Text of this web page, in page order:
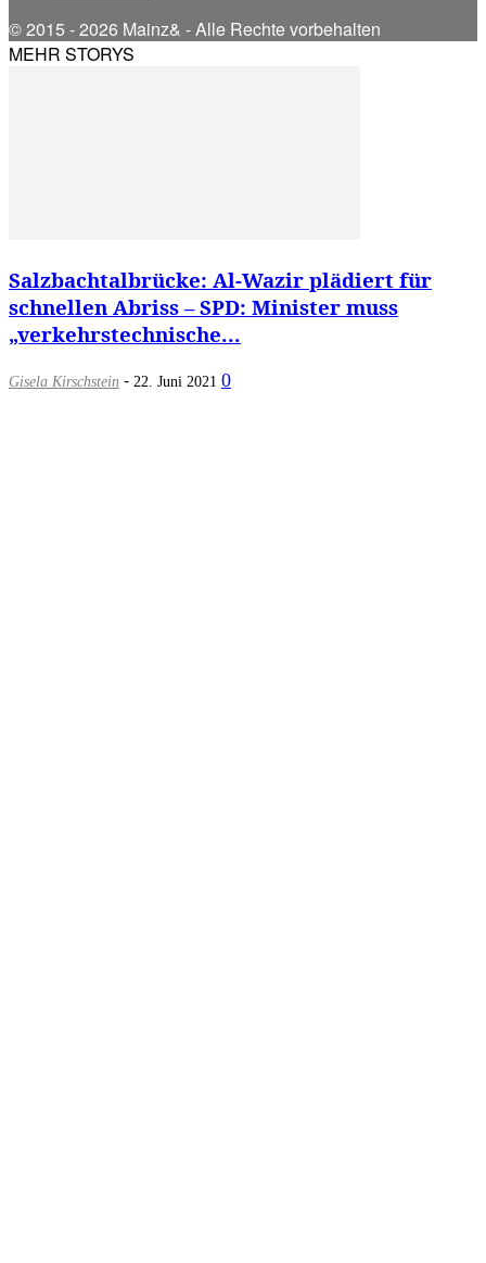
© 2015 - 2026 Mainz& - Alle Rechte vorbehalten
MEHR STORYS
Salzbachtalbrücke: Al-Wazir plädiert für
schnellen Abriss – SPD: Minister muss
„verkehrstechnische...
Gisela Kirschstein - 22. Juni 2021 0